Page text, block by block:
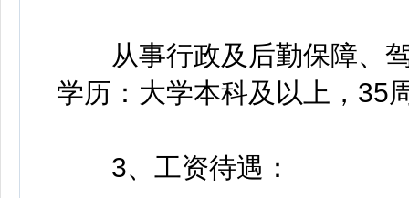
从事行政及后勤保障、驾
学历：大学本科及以上，35
3、工资待遇：